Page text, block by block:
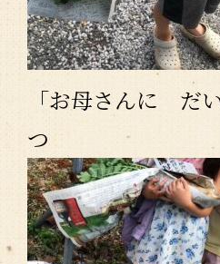
「お母さんに だ
つ